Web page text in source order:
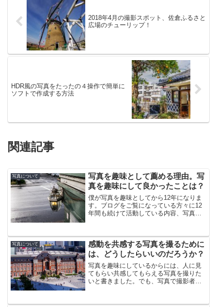
2018年4月の撮影スポット、佐倉ふるさと
広場のチューリップ！
HDR風の写真をたったの４操作で簡単に
ソフトで作成する方法
関連記事
写真について
写真を趣味として薦める理由。写
真を趣味にして良かったことは？
僕が写真を趣味としてから12年になりま
す。ブログをご覧になっている方々に12
年間も続けて活動している内容、写真を
ったこと写真を趣味として薦める理由と
して、僕が実際に写真...
写真について
感動を共感する写真を撮るために
は、どうしたらいいのだろうか？
写真を趣味にしているからには、人に見
てもらい共感してもらえる写真を撮りた
いと書きました。でも、写真で撮影者の
いのでしょうか？感動のある写真を撮る